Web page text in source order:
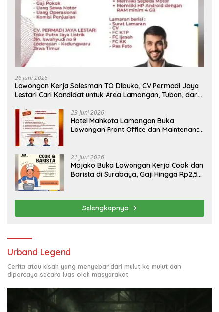
26 Juni 2026
Lowongan Kerja Salesman TO Dibuka, CV Permadi Jaya
Lestari Cari Kandidat untuk Area Lamongan, Tuban, dan
23 Juni 2026
Hotel Mahkota Lamongan Buka
Lowongan Front Office dan Maintenance
21 Juni 2026
Mojako Buka Lowongan Kerja Cook dan
Barista di Surabaya, Gaji Hingga Rp2,5
Selengkapnya
Urband Legend
Cerita atau kisah yang menyebar dari mulut ke mulut dan
dipercaya secara luas oleh masyarakat